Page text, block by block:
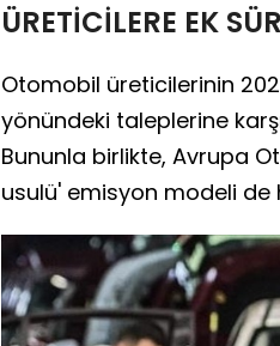
ÜRETİCİLERE EK
Otomobil üreticilerinin
yönündeki taleplerine
Bununla birlikte, Avrupa
usulü' emisyon modeli